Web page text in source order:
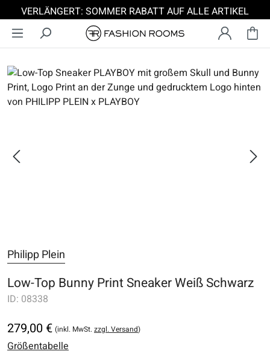
Zum Hauptinhalt springen
VERLÄNGERT: SOMMER RABATT AUF ALLE ARTIKEL
Bildergalerie überspringen
Philipp Plein
Low-Top Bunny Print Sneaker Weiß Schwarz
ID: 08338
279,00 € (inkl. MwSt.zzgl. Versand)
Größentabelle